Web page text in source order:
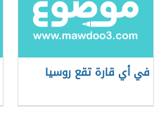
في أي قارة تقع روسيا